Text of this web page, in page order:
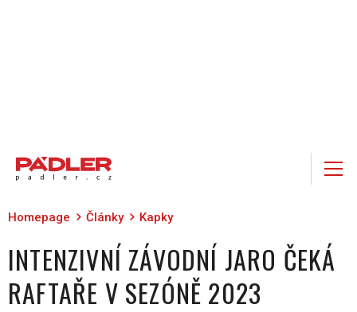
Homepage Články Kapky
INTENZIVNÍ ZÁVODNÍ JARO ČEKÁ
RAFTAŘE V SEZÓNĚ 2023